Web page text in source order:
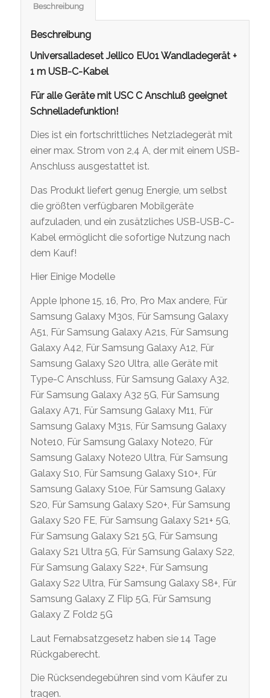
Beschreibung
Beschreibung
Universalladeset Jellico EU01 Wandladegerät +
1 m USB-C-Kabel
Für alle Geräte mit USC C Anschluß geeignet
Schnelladefunktion!
Dies ist ein fortschrittliches Netzladegerät mit
einer max. Strom von 2,4 A, der mit einem USB-
Anschluss ausgestattet ist.
Das Produkt liefert genug Energie, um selbst
die größten verfügbaren Mobilgeräte
aufzuladen, und ein zusätzliches USB-USB-C-
Kabel ermöglicht die sofortige Nutzung nach
dem Kauf!
Hier Einige Modelle
Apple Iphone 15, 16, Pro, Pro Max andere, Für
Samsung Galaxy M30s, Für Samsung Galaxy
A51, Für Samsung Galaxy A21s, Für Samsung
Galaxy A42, Für Samsung Galaxy A12, Für
Samsung Galaxy S20 Ultra, alle Geräte mit
Type-C Anschluss, Für Samsung Galaxy A32,
Für Samsung Galaxy A32 5G, Für Samsung
Galaxy A71, Für Samsung Galaxy M11, Für
Samsung Galaxy M31s, Für Samsung Galaxy
Note10, Für Samsung Galaxy Note20, Für
Samsung Galaxy Note20 Ultra, Für Samsung
Galaxy S10, Für Samsung Galaxy S10+, Für
Samsung Galaxy S10e, Für Samsung Galaxy
S20, Für Samsung Galaxy S20+, Für Samsung
Galaxy S20 FE, Für Samsung Galaxy S21+ 5G,
Für Samsung Galaxy S21 5G, Für Samsung
Galaxy S21 Ultra 5G, Für Samsung Galaxy S22,
Für Samsung Galaxy S22+, Für Samsung
Galaxy S22 Ultra, Für Samsung Galaxy S8+, Für
Samsung Galaxy Z Flip 5G, Für Samsung
Galaxy Z Fold2 5G
Laut Fernabsatzgesetz haben sie 14 Tage
Rückgaberecht.
Die Rücksendegebühren sind vom Käufer zu
tragen.